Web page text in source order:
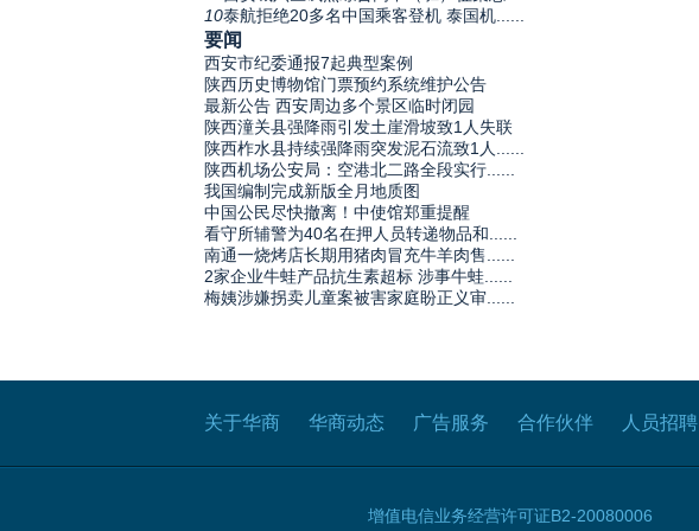
10泰航拒绝20多名中国乘客登机 泰国机......
要闻
西安市纪委通报7起典型案例
陕西历史博物馆门票预约系统维护公告
最新公告 西安周边多个景区临时闭园
陕西潼关县强降雨引发土崖滑坡致1人失联
陕西柞水县持续强降雨突发泥石流致1人......
陕西机场公安局：空港北二路全段实行......
我国编制完成新版全月地质图
中国公民尽快撤离！中使馆郑重提醒
看守所辅警为40名在押人员转递物品和......
南通一烧烤店长期用猪肉冒充牛羊肉售......
2家企业牛蛙产品抗生素超标 涉事牛蛙......
梅姨涉嫌拐卖儿童案被害家庭盼正义审......
关于华商 华商动态 广告服务 合作伙伴 人员招聘
增值电信业务经营许可证B2-20080006